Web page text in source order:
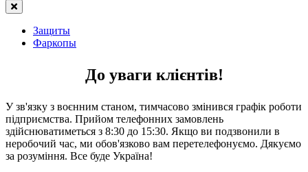
Защиты
Фаркопы
До уваги клієнтів!
У зв'язку з воєнним станом, тимчасово змінився графік роботи
підприємства. Прийом телефонних замовлень
здійснюватиметься з 8:30 до 15:30. Якщо ви подзвонили в
неробочий час, ми обов'язково вам перетелефонуємо. Дякуємо
за розуміння. Все буде Україна!